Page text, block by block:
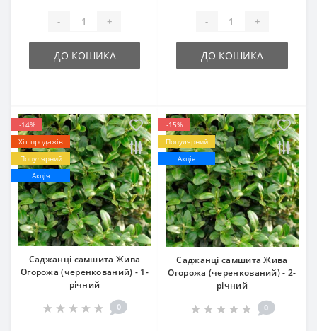
- +
ДО КОШИКА
- +
ДО КОШИКА
-14%
Хіт продажів
Популярний
Акція
Саджанці самшита Жива
Огорожа (черенкований) - 1-
річний
0
-15%
Популярний
Акція
Саджанці самшита Жива
Огорожа (черенкований) - 2-
річний
0